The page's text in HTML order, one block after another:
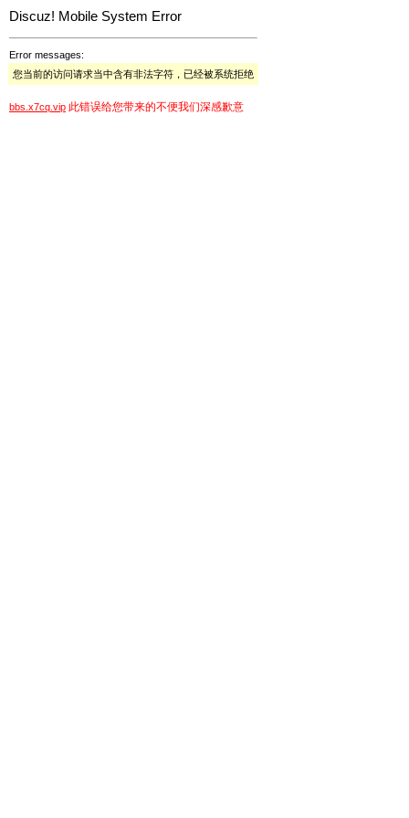
Discuz! Mobile System Error
Error messages:
您当前的访问请求当中含有非法字符，已经被系统拒绝
bbs.x7cq.vip 此错误给您带来的不便我们深感歉意